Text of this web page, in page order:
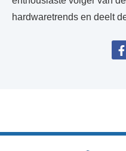
hardwaretrends en deelt